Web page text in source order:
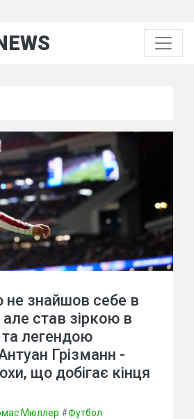
не знайшов себе в
але став зіркою в
легендою
Грізманн -
що добігає кінця
Мюллер #Футбол